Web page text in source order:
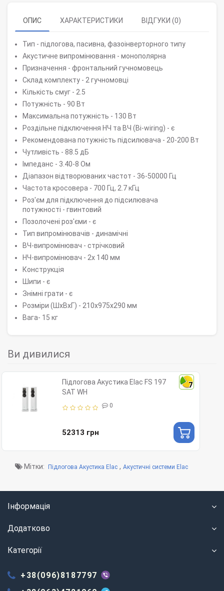
ОПИС ХАРАКТЕРИСТИКИ ВІДГУКИ (0)
Тип - підлогова, пасивна, фазоінверторного типу
Акустичне випромінювання - монополярна
Призначення - фронтальний гучномовець
Склад комплекту - 2 гучномовці
Кількість смуг - 2.5
Потужність - 90 Вт
Максимальна потужність - 130 Вт
Роздільне підключення НЧ та ВЧ (Bi-wiring) - є
Рекомендована потужність підсилювача - 20-200 Вт
Чутливість - 88.5 дБ
Імпеданс - 3.40-8 Ом
Діапазон відтворюваних частот - 36-50000 Гц
Частота кросовера - 700 Гц, 2.7 кГц
Роз'єм для підключення до підсилювача
потужності - гвинтовий
Позолочені роз'єми - є
Тип випромінювачів - динамічні
ВЧ-випромінювач - стрічковий
НЧ-випромінювач - 2x 140 мм
Конструкція
Шипи - є
Знімні грати - є
Розміри (ШхВхГ) - 210x975x290 мм
Вага- 15 кг
Ви дивилися
7
Підлогова Акустика Elac FS 197
SAT WH
0
52313 грн
Мітки: Підлогова Акустика Elac , Акустичні системи Elac
Інформація
Додатково
Категорії
+38(096)8187797